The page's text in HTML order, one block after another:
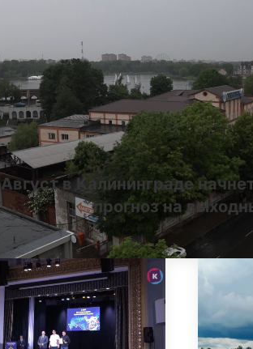
Август в Калининграде
прогноз на